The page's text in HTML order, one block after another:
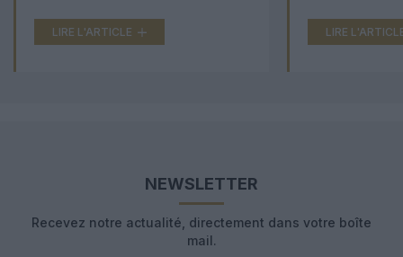
LIRE L'ARTICLE LIRE
NEWSLETTER
Recevez notre actualité, directement dans votre boîte
mail.